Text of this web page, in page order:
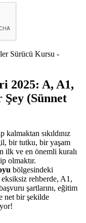
2025: A, A1,
Şey (Sünnet
kalmaktan sıkıldınız
bir tutku, bir yaşam
ilk ve en önemli kuralı
olmaktır.
bölgesindeki
eksiksiz rehberde, A1,
şartlarını, eğitim
net bir şekilde